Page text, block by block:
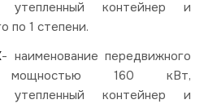
утепленный контейнер и
по 1 степени.
- наименование передвижного
мощностью 160 кВт,
утепленный контейнер и